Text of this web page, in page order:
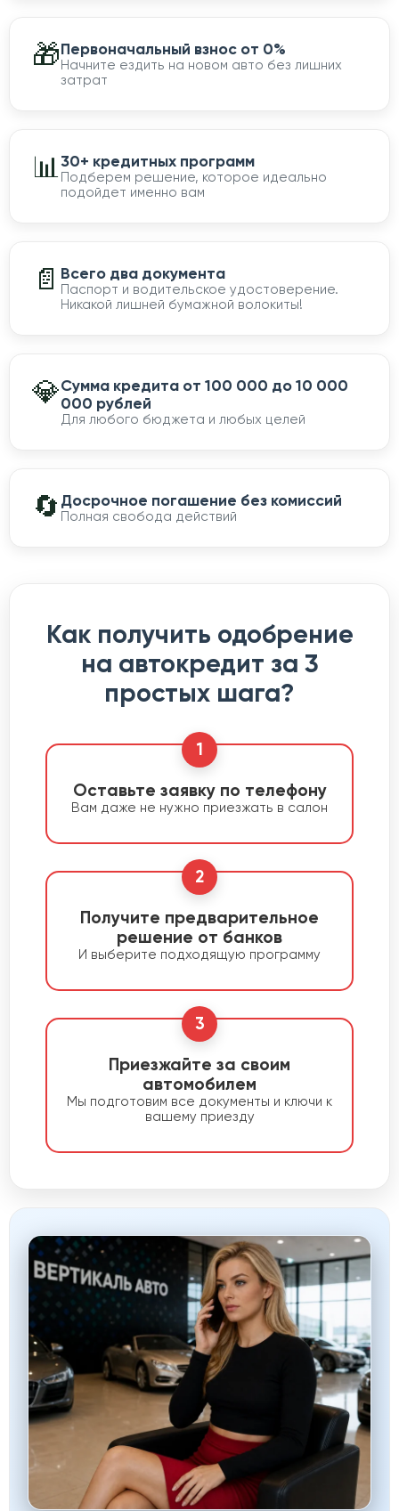
🎁Первоначальный взнос от 0%
Начните ездить на новом авто без лишних
затрат
📊30+ кредитных программ
Подберем решение, которое идеально
подойдет именно вам
📄 Всего два документа
Паспорт и водительское удостоверение.
Никакой лишней бумажной волокиты!
💎Сумма кредита от 100 000 до 10 000
000 рублей
Для любого бюджета и любых целей
🔄 Досрочное погашение без комиссий
Полная свобода действий
Как получить одобрение
на автокредит за 3
простых шага?
1
Оставьте заявку по телефону
Вам даже не нужно приезжать в салон
2
Получите предварительное
решение от банков
И выберите подходящую программу
3
Приезжайте за своим
автомобилем
Мы подготовим все документы и ключи к
вашему приезду